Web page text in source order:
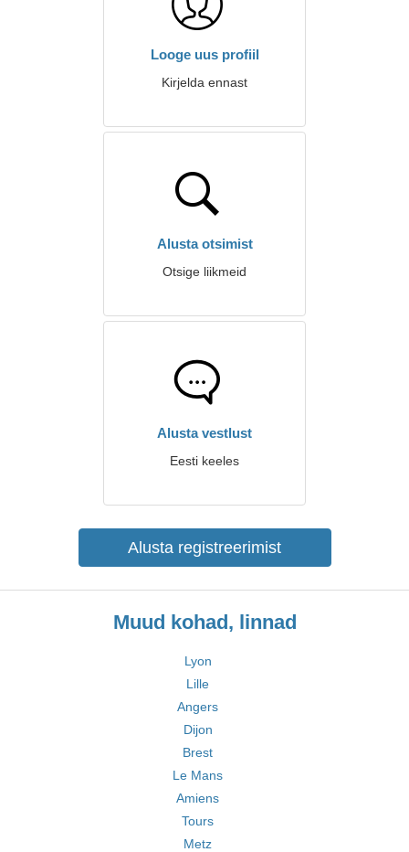
Looge uus profiil
Kirjelda ennast
Alusta otsimist
Otsige liikmeid
Alusta vestlust
Eesti keeles
Alusta registreerimist
Muud kohad, linnad
Lyon
Lille
Angers
Dijon
Brest
Le Mans
Amiens
Tours
Metz